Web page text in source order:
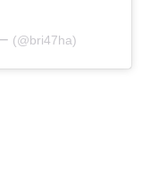
(@bri47ha)